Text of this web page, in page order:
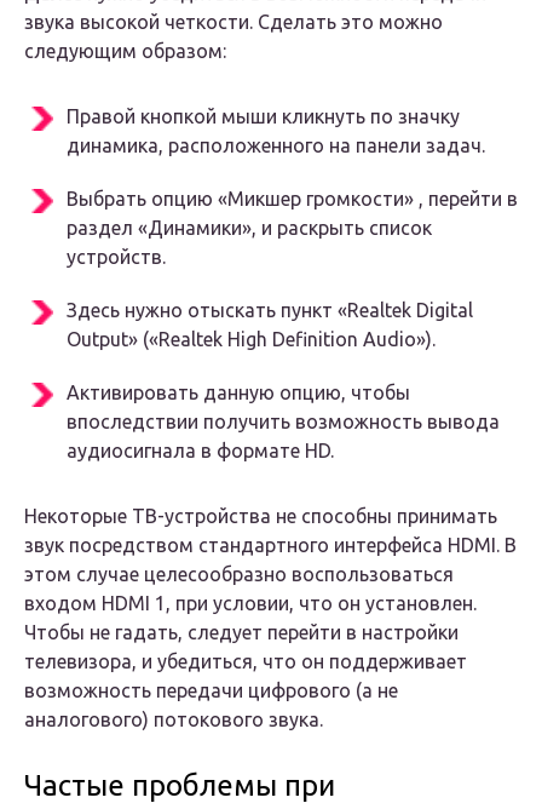
звука высокой четкости. Сделать это можно
следующим образом:
Правой кнопкой мыши кликнуть по значку
динамика, расположенного на панели задач.
Выбрать опцию «Микшер громкости» , перейти в
раздел «Динамики», и раскрыть список
устройств.
Здесь нужно отыскать пункт «Realtek Digital
Output» («Realtek High Definition Audio»).
Активировать данную опцию, чтобы
впоследствии получить возможность вывода
аудиосигнала в формате HD.
Некоторые ТВ-устройства не способны принимать
звук посредством стандартного интерфейса HDMI. В
этом случае целесообразно воспользоваться
входом HDMI 1, при условии, что он установлен.
Чтобы не гадать, следует перейти в настройки
телевизора, и убедиться, что он поддерживает
возможность передачи цифрового (а не
аналогового) потокового звука.
Частые проблемы при